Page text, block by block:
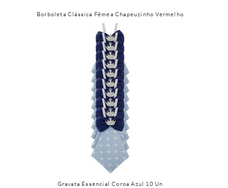
Borboleta Clássica Fêmea Chapeuzinho Vermelho
Gravata Essencial Coroa Azul 10 Un